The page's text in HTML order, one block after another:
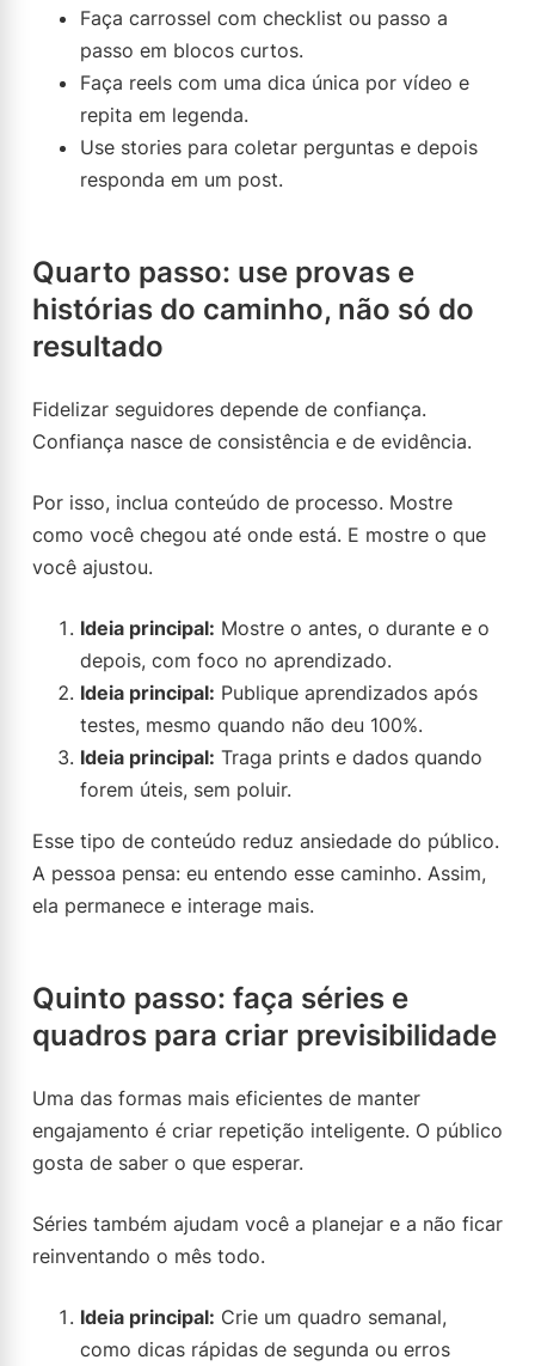
Faça carrossel com checklist ou passo a
passo em blocos curtos.
Faça reels com uma dica única por vídeo e
repita em legenda.
Use stories para coletar perguntas e depois
responda em um post.
Quarto passo: use provas e
histórias do caminho, não só do
resultado
Fidelizar seguidores depende de confiança.
Confiança nasce de consistência e de evidência.
Por isso, inclua conteúdo de processo. Mostre
como você chegou até onde está. E mostre o que
você ajustou.
Ideia principal: Mostre o antes, o durante e o
depois, com foco no aprendizado.
Ideia principal: Publique aprendizados após
testes, mesmo quando não deu 100%.
Ideia principal: Traga prints e dados quando
forem úteis, sem poluir.
Esse tipo de conteúdo reduz ansiedade do público.
A pessoa pensa: eu entendo esse caminho. Assim,
ela permanece e interage mais.
Quinto passo: faça séries e
quadros para criar previsibilidade
Uma das formas mais eficientes de manter
engajamento é criar repetição inteligente. O público
gosta de saber o que esperar.
Séries também ajudam você a planejar e a não ficar
reinventando o mês todo.
Ideia principal: Crie um quadro semanal,
como dicas rápidas de segunda ou erros